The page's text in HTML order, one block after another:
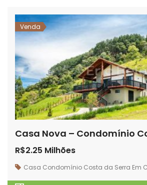
Venda
R$2.25 Milhões
Casa Condomínio Costa da Serra Em